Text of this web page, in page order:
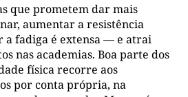
que prometem dar mais
aumentar a resistência
fadiga é extensa — e atrai
nas academias. Boa parte dos
física recorre aos
por conta própria, na